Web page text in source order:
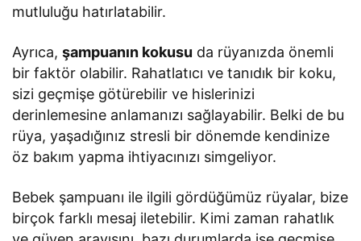
mutluluğu hatırlatabilir.
Ayrıca,şampuanın kokusu da rüyanızda önemli
bir faktör olabilir. Rahatlatıcı ve tanıdık bir koku,
sizi geçmişe götürebilir ve hislerinizi
derinlemesine anlamanızı sağlayabilir. Belki de bu
rüya, yaşadığınız stresli bir dönemde kendinize
öz bakım yapma ihtiyacınızı simgeliyor.
Bebek şampuanı ile ilgili gördüğümüz rüyalar, bize
birçok farklı mesaj iletebilir. Kimi zaman rahatlık